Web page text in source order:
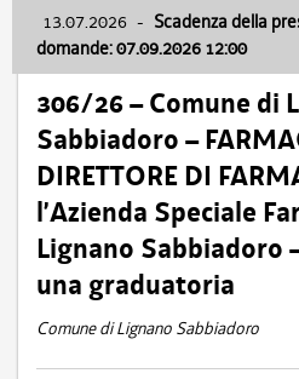
13.07.2026 - Scadenza della
domande: 07.09.2026 12:00
306/26 – Comune di
Sabbiadoro –
DIRETTORE DI
l’Azienda Speciale
Lignano Sabbiadoro
una graduatoria
Comune di Lignano Sabbiadoro